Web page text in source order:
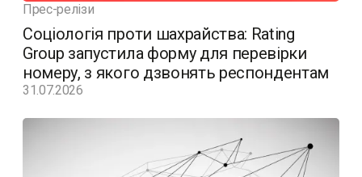
Прес-релізи
Соціологія проти шахрайства: Rating
Group запустила форму для перевірки
номеру, з якого дзвонять респондентам
31.07.2026